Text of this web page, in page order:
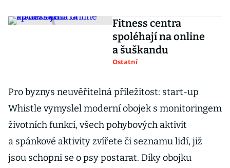
Fitness centra
spoléhají na online
a šuškandu
Ostatní
Pro byznys neuvěřitelná příležitost: start-up
Whistle vymyslel moderní obojek s monitoringem
životních funkcí, všech pohybových aktivit
a spánkové aktivity zvířete či seznamu lidí, již
jsou schopni se o psy postarat. Díky obojku